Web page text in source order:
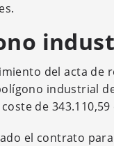
del acta de
industrial
de 343.110,59
el contrato